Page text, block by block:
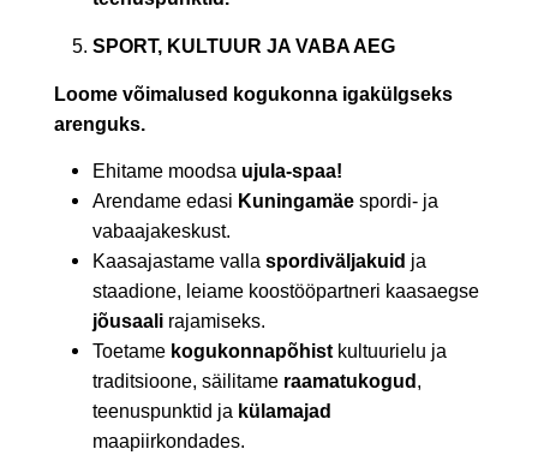
SPORT, KULTUUR JA VABA AEG
Loome võimalused kogukonna igakülgseks
arenguks.
Ehitame moodsa ujula-spaa!
Arendame edasi Kuningamäe spordi- ja
vabaajakeskust.
Kaasajastame valla spordiväljakuid ja
staadione, leiame koostööpartneri kaasaegse
jõusaali rajamiseks.
Toetame kogukonnapõhist kultuurielu ja
traditsioone, säilitame raamatukogud,
teenuspunktid ja külamajad
maapiirkondades.